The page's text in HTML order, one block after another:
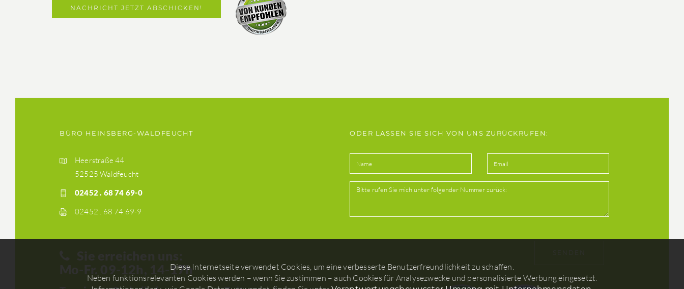
BÜRO HEINSBERG-WALDFEUCHT
Heerstraße 44
52525 Waldfeucht
02452 . 68 74 69-0
02452 . 68 74 69-9
Mo-Fr. 09-12h, 14-17h
ODER LASSEN SIE SICH VON UNS ZURÜCKRUFEN:
Diese Internetseite verwendet Cookies, um eine verbesserte Benutzerfreundlichkeit zu schaffen.
Neben funktionsrelevanten Cookies werden – wenn Sie zustimmen – auch Cookies für Analysezwecke und personalisierte Werbung eingesetzt.